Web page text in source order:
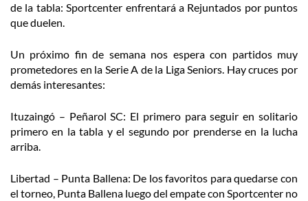
de la tabla: Sportcenter enfrentará a Rejuntados por puntos
que duelen.
Un próximo fin de semana nos espera con partidos muy
prometedores en la Serie A de la Liga Seniors. Hay cruces por
demás interesantes:
Ituzaingó – Peñarol SC: El primero para seguir en solitario
primero en la tabla y el segundo por prenderse en la lucha
arriba.
Libertad – Punta Ballena: De los favoritos para quedarse con
el torneo, Punta Ballena luego del empate con Sportcenter no